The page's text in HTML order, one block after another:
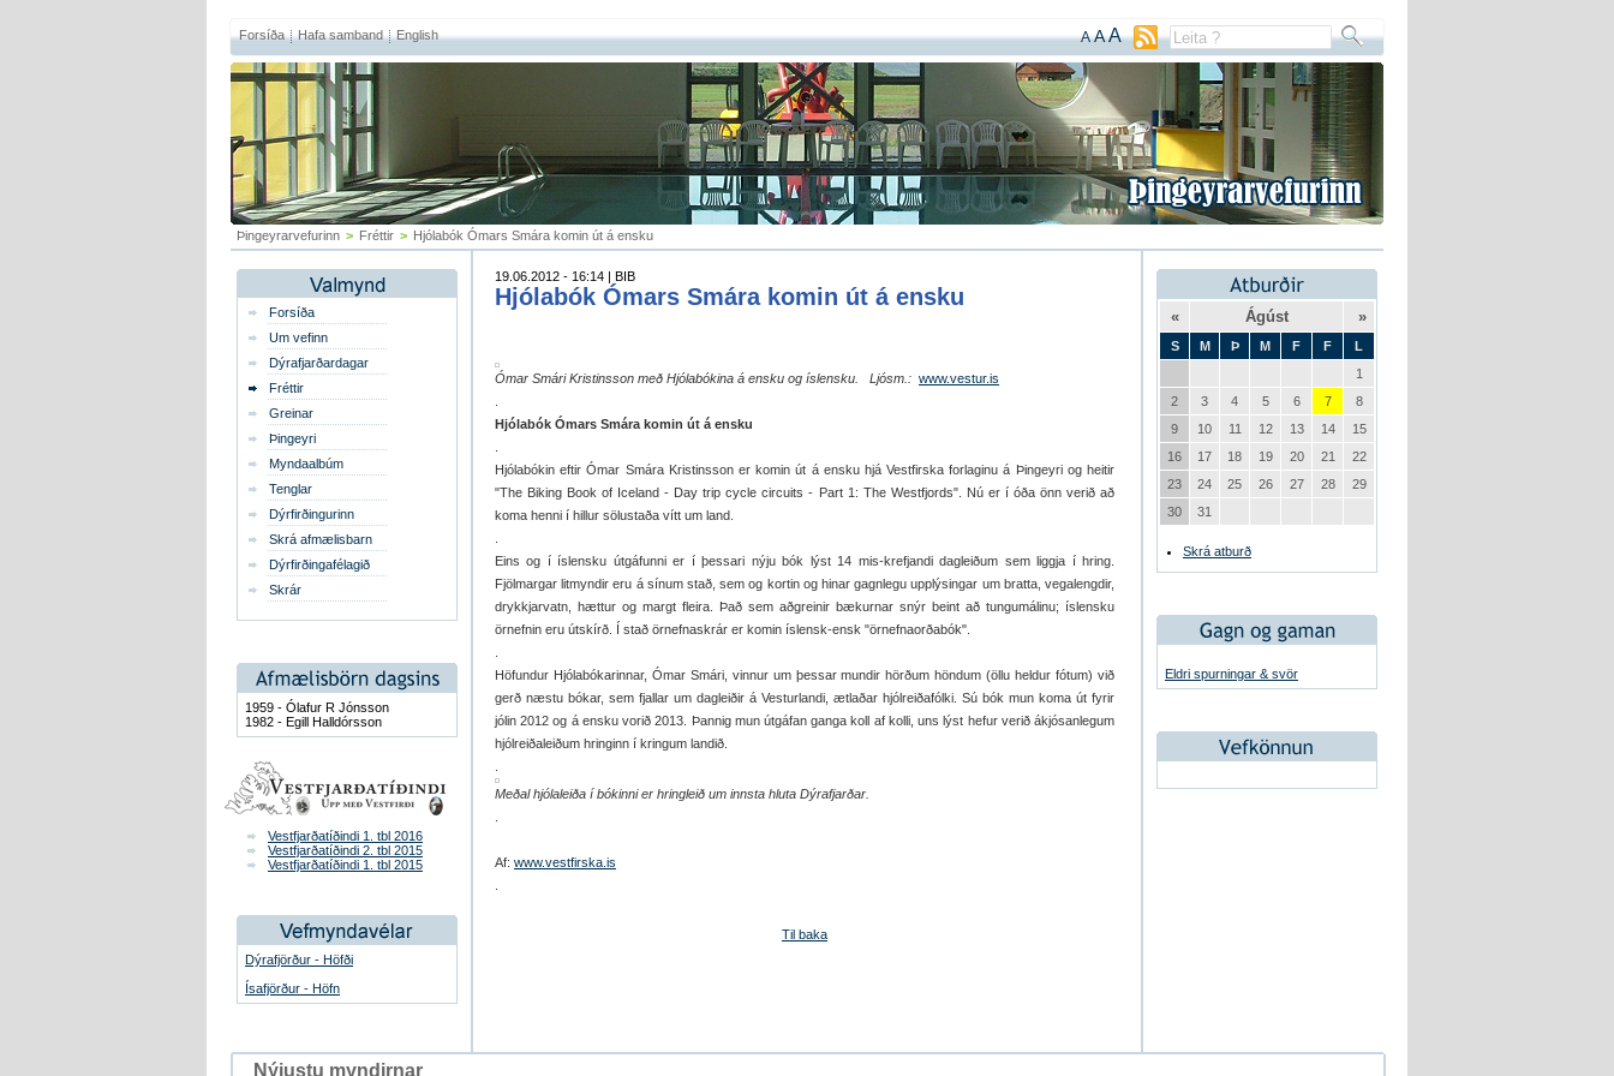
Forsíða Hafa samband English A AA
Þingeyrarvefurinn > Fréttir > Hjólabók Ómars Smára komin út á ensku
Forsíða
Um vefinn
Dýrafjarðardagar
Fréttir
Greinar
Þingeyri
Myndaalbúm
Tenglar
Dýrfirðingurinn
Skrá afmælisbarn
Dýrfirðingafélagið
Skrár
1959 - Ólafur R Jónsson
1982 - Egill Halldórsson
Vestfjarðatíðindi 1. tbl 2016
Vestfjarðatíðindi 2. tbl 2015
Vestfjarðatíðindi 1. tbl 2015
Dýrafjörður - Höfði
Ísafjörður - Höfn
19.06.2012 - 16:14 | BIB
Hjólabók Ómars Smára komin út á ensku
Ómar Smári Kristinsson með Hjólabókina á ensku og íslensku. Ljósm.: www.vestur.is
Hjólabók Ómars Smára komin út á ensku
Hjólabókin eftir Ómar Smára Kristinsson er komin út á ensku hjá Vestfirska forlaginu á Þingeyri og heitir
"The Biking Book of Iceland - Day trip cycle circuits - Part 1: The Westfjords". Nú er í óða önn verið að
koma henni í hillur sölustaða vítt um land.
Eins og í íslensku útgáfunni er í þessari nýju bók lýst 14 mis-krefjandi dagleiðum sem liggja í hring.
Fjölmargar litmyndir eru á sínum stað, sem og kortin og hinar gagnlegu upplýsingar um bratta, vegalengdir,
drykkjarvatn, hættur og margt fleira. Það sem aðgreinir bækurnar snýr beint að tungumálinu; íslensku
örnefnin eru útskírð. Í stað örnefnaskrár er komin íslensk-ensk "örnefnaorðabók".
Höfundur Hjólabókarinnar, Ómar Smári, vinnur um þessar mundir hörðum höndum (öllu heldur fótum) við
gerð næstu bókar, sem fjallar um dagleiðir á Vesturlandi, ætlaðar hjólreiðafólki. Sú bók mun koma út fyrir
jólin 2012 og á ensku vorið 2013. Þannig mun útgáfan ganga koll af kolli, uns lýst hefur verið ákjósanlegum
hjólreiðaleiðum hringinn í kringum landið.
Meðal hjólaleiða í bókinni er hringleið um innsta hluta Dýrafjarðar.
Af: www.vestfirska.is
Til baka
« Ágúst »
S M Þ M F F
L
1
2
3 4 5 6 7
8
9
10 11 12 13 14
15
16
17 18 19 20 21
22
23
24 25 26 27 28
29
30
31
Skrá atburð
Eldri spurningar & svör
Nýjustu myndirnar